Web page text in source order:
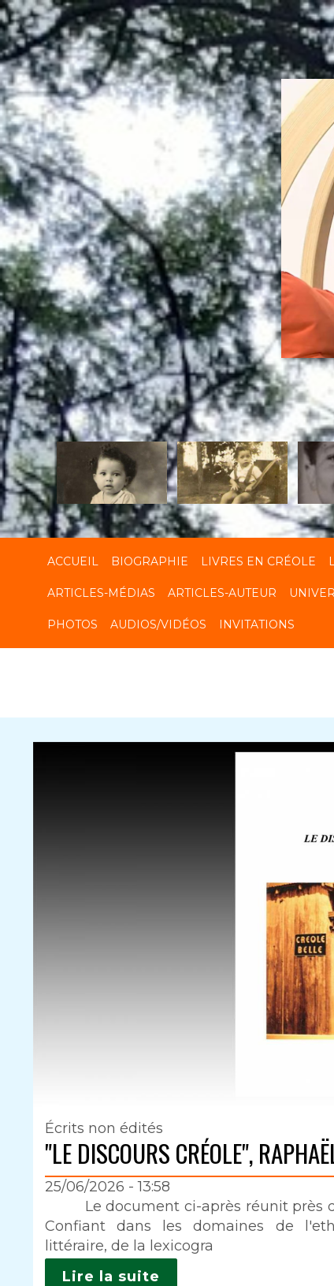
ACCUEIL BIOGRAPHIE LIVRES EN CRÉOLE
ARTICLES-MÉDIAS ARTICLES-AUTEUR
PHOTOS AUDIOS/VIDÉOS INVITATIONS
Écrits non édités
"LE DISCOURS CRÉOLE",
25/06/2026 - 13:58
Le document ci-après réunit près
Confiant dans les domaines de
littéraire, de la lexicogra
Lire la suite